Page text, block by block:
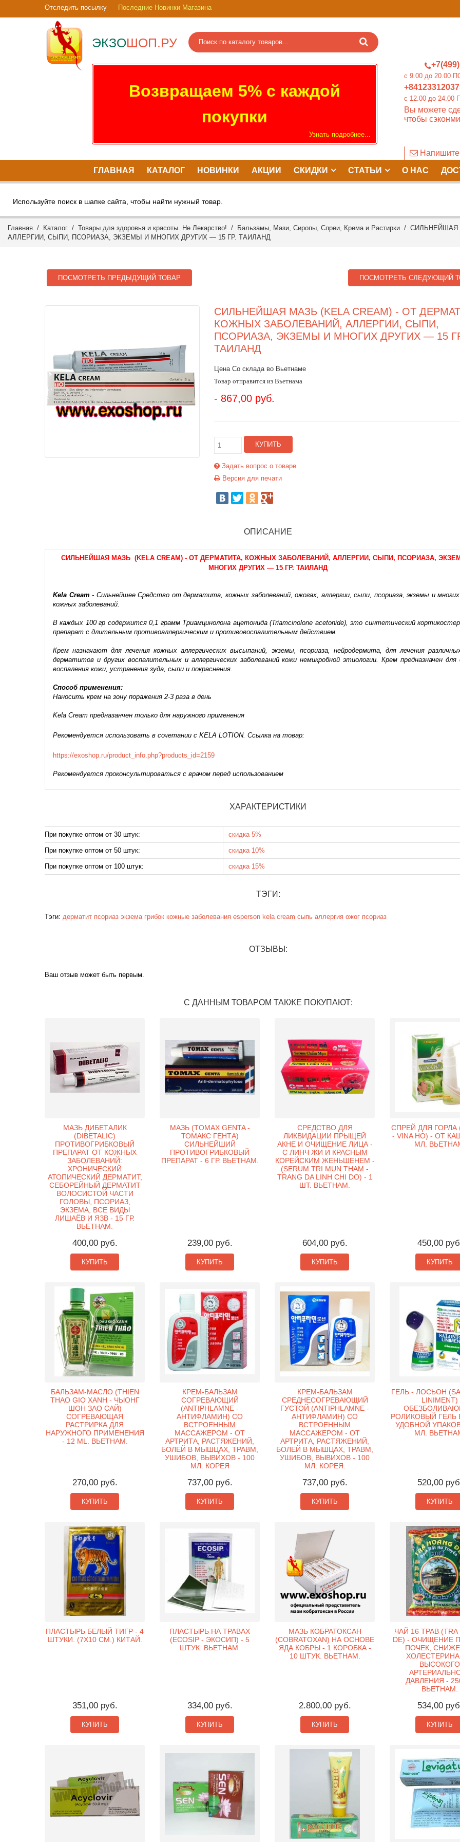
Отследить посылку Последние Новинки Магазина
ЭКЗОШОП.РУ
c 9.00 до
c 12.00 до
Вы можете
чтобы
Возвращаем 5% с каждой
покупки
Узнать подробнее...
ГЛАВНАЯ КАТАЛОГ НОВИНКИ АКЦИИ СКИДКИ СТАТЬИ О НАС
Используйте поиск в шапке сайта, чтобы найти нужный товар.
Главная / Каталог / Товары для здоровья и красоты. Не Лекарство! / Бальзамы, Мази, Сиропы, Спреи, Крема и Растирки / СИЛЬНЕЙШАЯ
АЛЛЕРГИИ, СЫПИ, ПСОРИАЗА, ЭКЗЕМЫ И МНОГИХ ДРУГИХ — 15 ГР. ТАИЛАНД
ПОСМОТРЕТЬ ПРЕДЫДУЩИЙ ТОВАР ПОСМОТРЕТЬ СЛЕДУЮЩИЙ
СИЛЬНЕЙШАЯ МАЗЬ (KELA CREAM) - ОТ
КОЖНЫХ ЗАБОЛЕВАНИЙ, АЛЛЕРГИИ, СЫПИ,
ПСОРИАЗА, ЭКЗЕМЫ И МНОГИХ ДРУГИХ — 15
ТАИЛАНД
Цена Со склада во Вьетнаме
Товар отправится из Вьетнама
- 867,00 руб.
КУПИТЬ
Задать вопрос о товаре
Версия для печати
ОПИСАНИЕ
СИЛЬНЕЙШАЯ МАЗЬ (KELA CREAM) - ОТ ДЕРМАТИТА, КОЖНЫХ ЗАБОЛЕВАНИЙ, АЛЛЕРГИИ, СЫПИ, ПСОРИАЗА,
МНОГИХ ДРУГИХ — 15 ГР. ТАИЛАНД
Kela Cream - Сильнейшее Средство от дерматита, кожных заболеваний, ожогах, аллергии, сыпи, псориаза, экземы и многих
кожных заболеваний.
В каждых 100 гр содержится 0,1 грамм Триамцинолона ацетонида (Triamcinolone acetonide), это синтетический
препарат с длительным противоаллергическим и противовоспалительным действием.
Крем назначают для лечения кожных аллергических высыпаний, экземы, псориаза, нейродермита, для лечения
дерматитов и других воспалительных и аллергических заболеваний кожи немикробной этиологии. Крем предназначен для
воспаления кожи, устранения зуда, сыпи и покраснения.
Способ применения:
Наносить крем на зону поражения 2-3 раза в день
Kela Cream предназанчен только для наружного применения
Рекомендуется использовать в сочетании с KELA LOTION. Ссылка на товар:
https://exoshop.ru/product_info.php?products_id=2159
Рекомендуется проконсультироваться с врачом перед использованием
ХАРАКТЕРИСТИКИ
При покупке оптом от 30 штук: скидка 5%
При покупке оптом от 50 штук: скидка 10%
При покупке оптом от 100 штук: скидка 15%
ТЭГИ:
Тэги: дерматит псориаз экзема грибок кожные заболевания esperson kela cream сыпь аллергия ожог псориаз
ОТЗЫВЫ:
Ваш отзыв может быть первым.
С ДАННЫМ ТОВАРОМ ТАКЖЕ ПОКУПАЮТ:
МАЗЬ ДИБЕТАЛИК
(DIBETALIC)
ПРОТИВОГРИБКОВЫЙ
ПРЕПАРАТ ОТ КОЖНЫХ
ЗАБОЛЕВАНИЙ:
ХРОНИЧЕСКИЙ
АТОПИЧЕСКИЙ ДЕРМАТИТ,
СЕБОРЕЙНЫЙ ДЕРМАТИТ
ВОЛОСИСТОЙ ЧАСТИ
ГОЛОВЫ, ПСОРИАЗ,
ЭКЗЕМА, ВСЕ ВИДЫ
ЛИШАЁВ И ЯЗВ - 15 ГР.
ВЬЕТНАМ.
400,00 руб.
КУПИТЬ
МАЗЬ (TOMAX GENTA -
ТОМАКС ГЕНТА)
СИЛЬНЕЙШИЙ
ПРОТИВОГРИБКОВЫЙ
ПРЕПАРАТ - 6 ГР. ВЬЕТНАМ.
239,00 руб.
КУПИТЬ
СРЕДСТВО ДЛЯ
ЛИКВИДАЦИИ ПРЫЩЕЙ
АКНЕ И ОЧИЩЕНИЕ ЛИЦА -
С ЛИНЧ ЖИ И КРАСНЫМ
КОРЕЙСКИМ ЖЕНЬШЕНЕМ -
(SERUM TRI MUN THAM -
TRANG DA LINH CHI DO) - 1
ШТ. ВЬЕТНАМ.
604,00 руб.
КУПИТЬ
СПРЕЙ ДЛЯ ГОРЛА
- VINA HO) - ОТ
МЛ.
450,00
КУПИТЬ
БАЛЬЗАМ-МАСЛО (THIEN
THAO GIO XANH - ЧЫОНГ
ШОН ЗАО САЙ)
СОГРЕВАЮЩАЯ
РАСТРИРКА ДЛЯ
НАРУЖНОГО ПРИМЕНЕНИЯ
- 12 ML. ВЬЕТНАМ.
270,00 руб.
КУПИТЬ
КРЕМ-БАЛЬЗАМ
СОГРЕВАЮЩИЙ
(ANTIPHLAMNE -
АНТИФЛАМИН) СО
ВСТРОЕННЫМ
МАССАЖЕРОМ - ОТ
АРТРИТА, РАСТЯЖЕНИЙ,
БОЛЕЙ В МЫШЦАХ, ТРАВМ,
УШИБОВ, ВЫВИХОВ - 100
МЛ. КОРЕЯ
737,00 руб.
КУПИТЬ
КРЕМ-БАЛЬЗАМ
СРЕДНЕСОГРЕВАЮЩИЙ
ГУСТОЙ (ANTIPHLAMNE -
АНТИФЛАМИН) СО
ВСТРОЕННЫМ
МАССАЖЕРОМ - ОТ
АРТРИТА, РАСТЯЖЕНИЙ,
БОЛЕЙ В МЫШЦАХ, ТРАВМ,
УШИБОВ, ВЫВИХОВ - 100
МЛ. КОРЕЯ.
737,00 руб.
КУПИТЬ
ГЕЛЬ - ЛОСЬОН
LINIMENT)
РОЛИКОВЫЙ ГЕЛЬ
УДОБНОЙ
МЛ.
520,00
КУПИТЬ
ПЛАСТЫРЬ БЕЛЫЙ ТИГР - 4
ШТУКИ. (7X10 СМ.) КИТАЙ.
351,00 руб.
КУПИТЬ
ПЛАСТЫРЬ НА ТРАВАХ
(ECOSIP - ЭКОСИП) - 5
ШТУК. ВЬЕТНАМ.
334,00 руб.
КУПИТЬ
МАЗЬ КОБРАТОКСАН
(COBRATOXAN) НА ОСНОВЕ
ЯДА КОБРЫ - 1 КОРОБКА -
10 ШТУК. ВЬЕТНАМ.
2.800,00 руб.
КУПИТЬ
ЧАЙ 16 ТРАВ (TRA
DE) - ОЧИЩЕНИЕ
ПОЧЕК,
ВЫСОКОГО
ДАВЛЕНИЯ -
ВЬЕТНАМ.
534,00
КУПИТЬ